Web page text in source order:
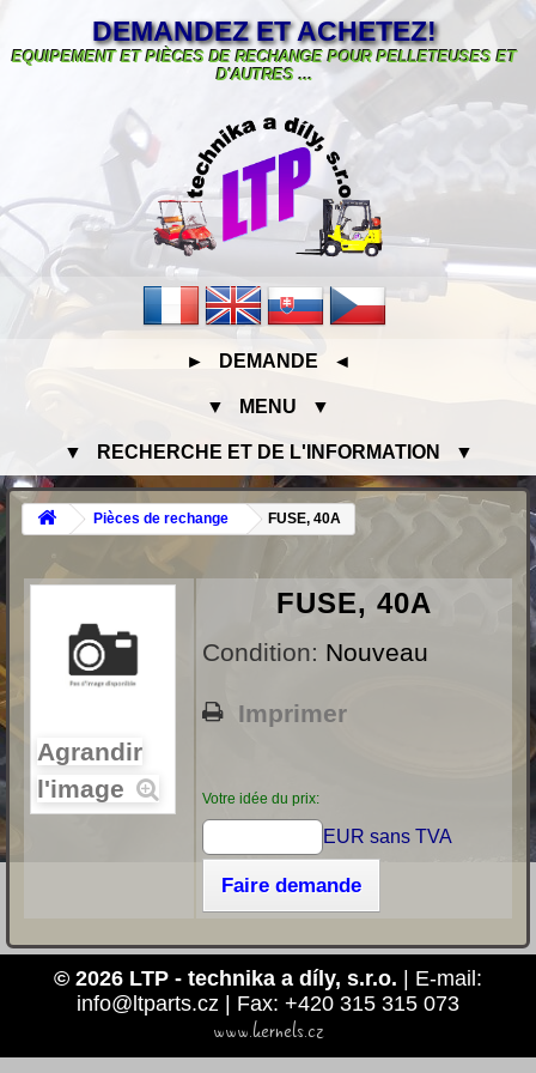
DEMANDEZ ET ACHETEZ!
EQUIPEMENT ET PIÈCES DE RECHANGE POUR PELLETEUSES ET
D'AUTRES ...
► DEMANDE ◄
▼ MENU ▼
▼ RECHERCHE ET DE L'INFORMATION ▼
Pièces de rechange FUSE, 40A
Agrandir
l'image
FUSE, 40A
Condition: Nouveau
Imprimer
Votre idée du prix:
EUR sans TVA
Faire demande
© 2026 LTP - technika a díly, s.r.o. | E-mail:
info@ltparts.cz | Fax: +420 315 315 073
www.kernels.cz